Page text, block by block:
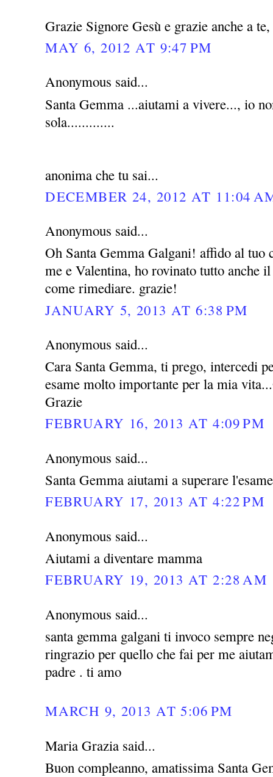
Grazie Signore Gesù e grazie anche a
MAY 6, 2012 AT 9:47 PM
Anonymous said...
Santa Gemma ...aiutami a vivere..., io
sola.............
anonima che tu sai...
DECEMBER 24, 2012 AT 11:04
Anonymous said...
Oh Santa Gemma Galgani! affido al tuo
me e Valentina, ho rovinato tutto anche
come rimediare. grazie!
JANUARY 5, 2013 AT 6:38 PM
Anonymous said...
Cara Santa Gemma, ti prego, intercedi
esame molto importante per la mia
Grazie
FEBRUARY 16, 2013 AT 4:09 PM
Anonymous said...
Santa Gemma aiutami a superare
FEBRUARY 17, 2013 AT 4:22 PM
Anonymous said...
Aiutami a diventare mamma
FEBRUARY 19, 2013 AT 2:28 AM
Anonymous said...
santa gemma galgani ti invoco sempre
ringrazio per quello che fai per me
padre . ti amo
MARCH 9, 2013 AT 5:06 PM
Maria Grazia said...
Buon compleanno, amatissima Santa